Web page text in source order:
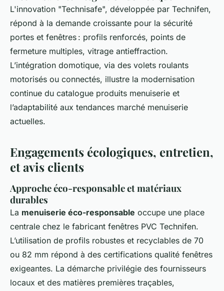
L'innovation "Technisafe", développée par Technifen,
répond à la demande croissante pour la sécurité
portes et fenêtres : profils renforcés, points de
fermeture multiples, vitrage antieffraction.
L’intégration domotique, via des volets roulants
motorisés ou connectés, illustre la modernisation
continue du catalogue produits menuiserie et
l’adaptabilité aux tendances marché menuiserie
actuelles.
Engagements écologiques, entretien,
et avis clients
Approche éco-responsable et matériaux
durables
La menuiserie éco-responsable occupe une place
centrale chez le fabricant fenêtres PVC Technifen.
L’utilisation de profils robustes et recyclables de 70
ou 82 mm répond à des certifications qualité fenêtres
exigeantes. La démarche privilégie des fournisseurs
locaux et des matières premières traçables,